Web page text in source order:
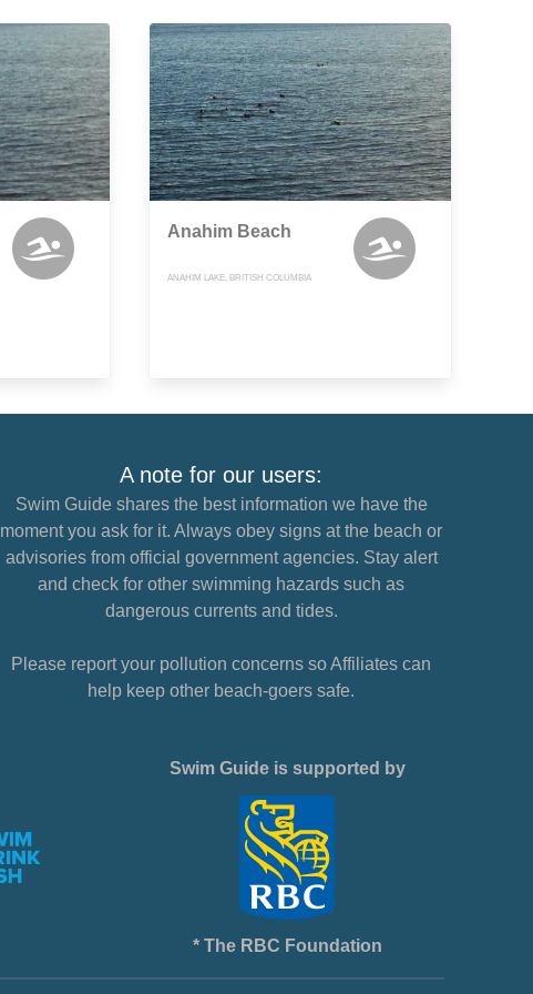
Anahim Beach
ANAHIM LAKE, BRITISH COLUMBIA
A note for our users:
Swim Guide shares the best information we have the
moment you ask for it. Always obey signs at the beach or
advisories from official government agencies. Stay alert
and check for other swimming hazards such as
dangerous currents and tides.
Please report your pollution concerns so Affiliates can
help keep other beach-goers safe.
Swim Guide is supported by
* The RBC Foundation